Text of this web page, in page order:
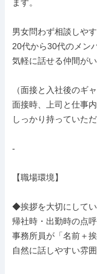
ます。
男女問わず相談しや
20代から30代のメン
気軽に話せる仲間が
（面接と入社後のギ
面接時、上司と仕事
しっかり持っていただ
-
【職場環境】
◆挨拶を大切にして
帰社時・出勤時の点呼
事務所員が「名前＋
自然に話しやすい雰